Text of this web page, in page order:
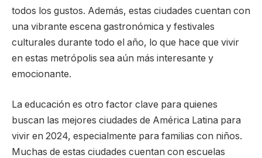
todos los gustos. Además, estas ciudades cuentan con
una vibrante escena gastronómica y festivales
culturales durante todo el año, lo que hace que vivir
en estas metrópolis sea aún más interesante y
emocionante.
La educación es otro factor clave para quienes
buscan las mejores ciudades de América Latina para
vivir en 2024, especialmente para familias con niños.
Muchas de estas ciudades cuentan con escuelas